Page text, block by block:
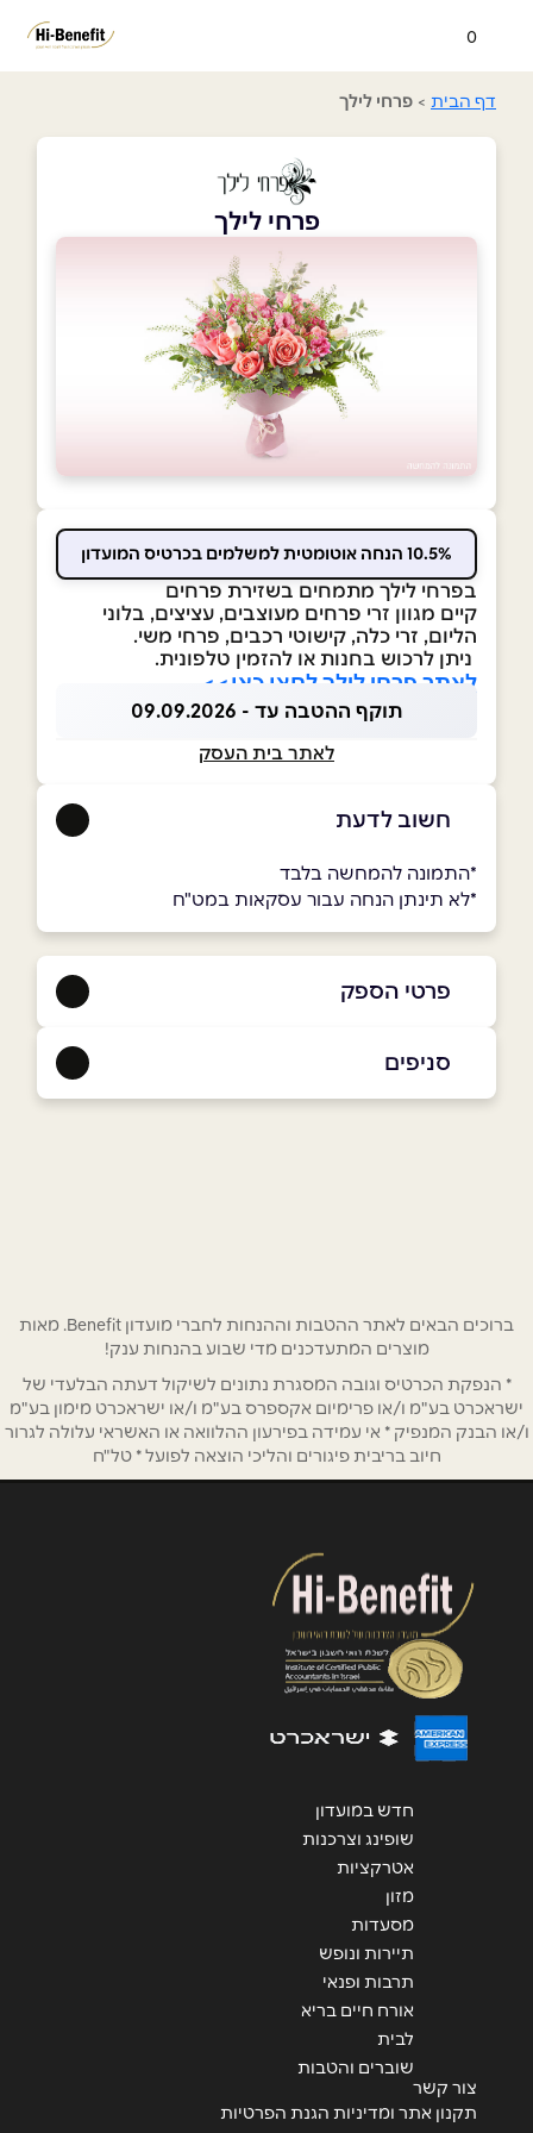
0
דף הבית > פרחי לילך
פרחי לילך
10.5% הנחה אוטומטית למשלמים בכרטיס המועדון
בפרחי לילך מתמחים בשזירת פרחים
קיים מגוון זרי פרחים מעוצבים, עציצים, בלוני
הליום, זרי כלה, קישוטי רכבים, פרחי משי.
ניתן לרכוש בחנות או להזמין טלפונית.
לאתר פרחי לילך לחצו כאן>>
תוקף ההטבה עד - 09.09.2026
לאתר בית העסק
חשוב לדעת
*התמונה להמחשה בלבד
*לא תינתן הנחה עבור עסקאות במט"ח
פרטי הספק
באתר
נושא*
שליחה
סניפים
הר הצופים 74, רחובות ההולנדית
08-6764749
ברוכים הבאים לאתר ההטבות וההנחות לחברי מועדון Benefit. מאות
מוצרים המתעדכנים מדי שבוע בהנחות ענק!
* הנפקת הכרטיס וגובה המסגרת נתונים לשיקול דעתה הבלעדי של
ישראכרט בע"מ ו/או פרימיום אקספרס בע"מ ו/או ישראכרט מימון בע"מ
ו/או הבנק המנפיק * אי עמידה בפירעון ההלוואה או האשראי עלולה לגרור
חיוב בריבית פיגורים והליכי הוצאה לפועל * טל"ח
חדש במועדון
שופינג וצרכנות
אטרקציות
מזון
מסעדות
תיירות ונופש
תרבות ופנאי
אורח חיים בריא
לבית
שוברים והטבות
צור קשר
תקנון אתר ומדיניות הגנת הפרטיות